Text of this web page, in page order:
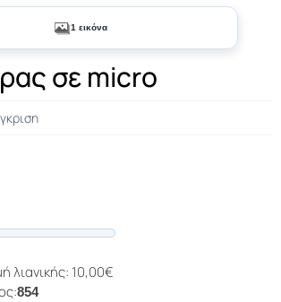
1 εικόνα
σε micro
λιανικής: 10,00€
854